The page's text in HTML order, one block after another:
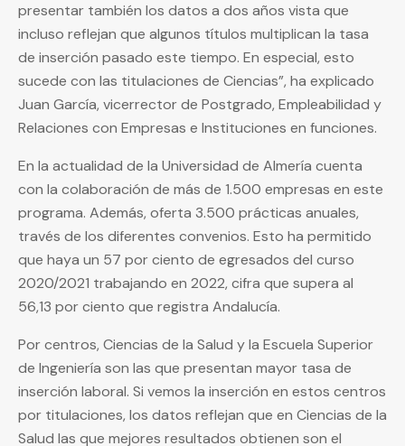
presentar también los datos a dos años vista que
incluso reflejan que algunos títulos multiplican la tasa
de inserción pasado este tiempo. En especial, esto
sucede con las titulaciones de Ciencias”, ha explicado
Juan García, vicerrector de Postgrado, Empleabilidad y
Relaciones con Empresas e Instituciones en funciones.
En la actualidad de la Universidad de Almería cuenta
con la colaboración de más de 1.500 empresas en este
programa. Además, oferta 3.500 prácticas anuales,
través de los diferentes convenios. Esto ha permitido
que haya un 57 por ciento de egresados del curso
2020/2021 trabajando en 2022, cifra que supera al
56,13 por ciento que registra Andalucía.
Por centros, Ciencias de la Salud y la Escuela Superior
de Ingeniería son las que presentan mayor tasa de
inserción laboral. Si vemos la inserción en estos centros
por titulaciones, los datos reflejan que en Ciencias de la
Salud las que mejores resultados obtienen son el